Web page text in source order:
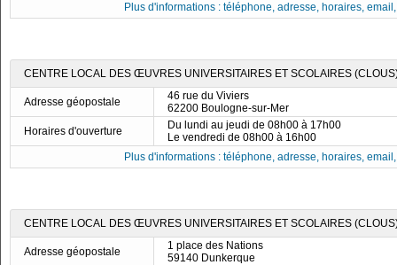
Plus d'informations : téléphone, adresse, horaires,
CENTRE LOCAL DES ŒUVRES UNIVERSITAIRES ET SCOLAIRES
Adresse géopostale
46 rue du Viviers
62200 Boulogne-sur-Mer
Horaires d'ouverture
Du lundi au jeudi de 08h00 à 17h00
Le vendredi de 08h00 à 16h00
Plus d'informations : téléphone, adresse, horaires,
CENTRE LOCAL DES ŒUVRES UNIVERSITAIRES ET SCOLAIRES
Adresse géopostale
1 place des Nations
59140 Dunkerque